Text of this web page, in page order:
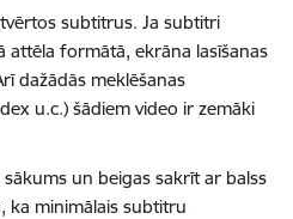
subtitrus. Ja subtitri
attēla formātā, ekrāna lasīšanas
dažādās meklēšanas
u.c.) šādiem video ir zemāki
un beigas sakrīt ar balss
ka minimālais subtitru